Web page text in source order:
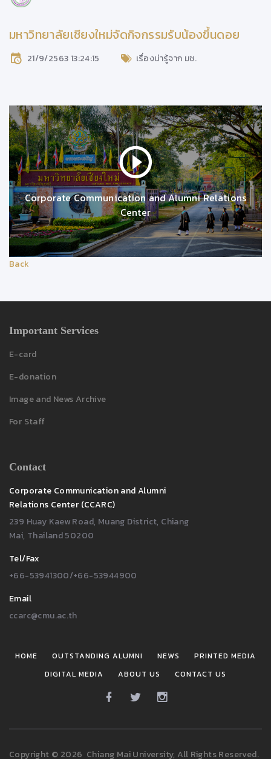
มหาวิทยาลัยเชียงใหม่จัดกิจกรรมรับน้องขึ้นดอย
21/9/2563 13:24:15 เรื่องน่ารู้จาก มช.
Corporate Communication and Alumni Relations
Center
Back
Important Services
E-card
E-donation
Image and News Archive
For Staff
Contact
Corporate Communication and Alumni
Relations Center (CCARC)
239 Huay Kaew Road, Muang District, Chiang
Mai, Thailand 50200
Tel/Fax
+66-53941300/+66-53944900
Email
ccarc@cmu.ac.th
HOME OUTSTANDING ALUMNI NEWS
PRINTED MEDIA
DIGITAL MEDIA
ABOUT US CONTACT US
Copyright © 2026 Chiang Mai University, All Rights Reserved.